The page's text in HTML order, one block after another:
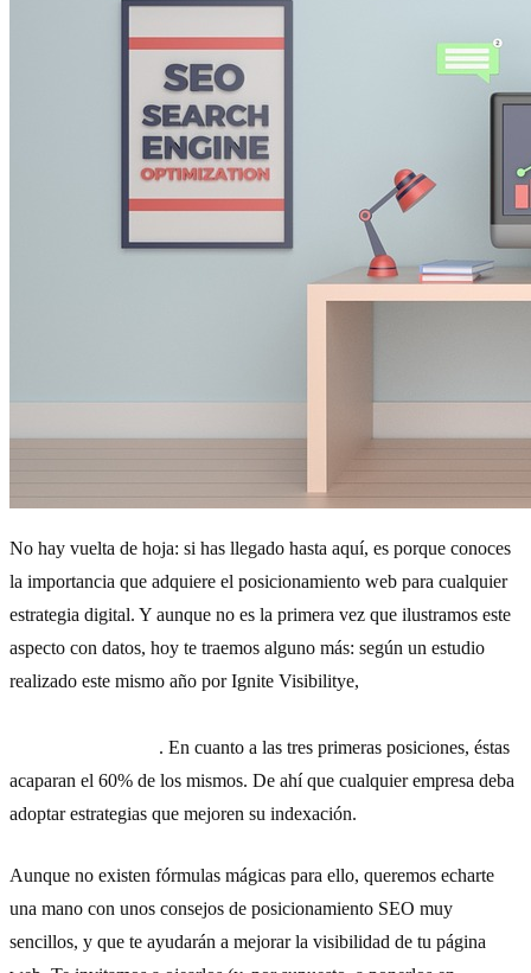
No hay vuelta de hoja: si has llegado hasta aquí, es porque conoces
la importancia que adquiere el posicionamiento web para cualquier
estrategia digital. Y aunque no es la primera vez que ilustramos este
aspecto con datos, hoy te traemos alguno más: según un estudio
realizado este mismo año por Ignite Visibilitye,
. En cuanto a las tres primeras posiciones, éstas
acaparan el 60% de los mismos. De ahí que cualquier empresa deba
adoptar estrategias que mejoren su indexación.
Aunque no existen fórmulas mágicas para ello, queremos echarte
una mano con unos consejos de posicionamiento SEO muy
sencillos, y que te ayudarán a mejorar la visibilidad de tu página